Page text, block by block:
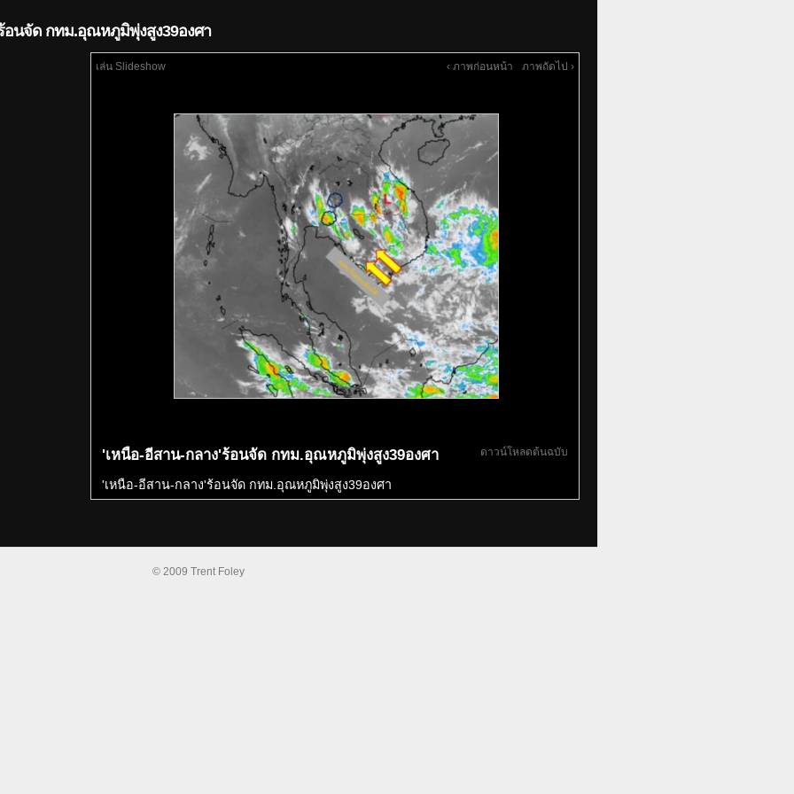
อนจัด กทม.อุณหภูมิพุ่งสูง39องศา
เล่น Slideshow ‹ ภาพก่อนหน้า ภาพถัดไป ›
ดาวน์โหลดต้นฉบับ
'เหนือ-อีสาน-กลาง'ร้อนจัด กทม.อุณหภูมิพุ่งสูง39องศา
'เหนือ-อีสาน-กลาง'ร้อนจัด กทม.อุณหภูมิพุ่งสูง39องศา
© 2009 Trent Foley